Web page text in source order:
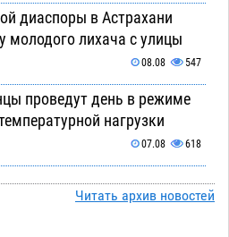
диаспоры в Астрахани
молодого лихача с улицы
08.08 547
проведут день в режиме
нагрузки
07.08 618
с мусором угрожает
района
Читать архив новостей